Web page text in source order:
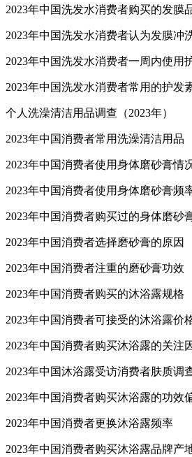
2023年中国洗发水消费者购买的发膜
2023年中国洗发水消费者认为发膜冲
2023年中国洗发水消费者一周内使用
2023年中国洗发水消费者常用的护发
个人洗澡清洁用品调查（2023年）
2023年中国消费者常用洗澡清洁用品
2023年中国消费者使用身体磨砂膏情
2023年中国消费者使用身体磨砂膏频
2023年中国消费者购买过的身体磨砂
2023年中国消费者选择磨砂膏的原因
2023年中国消费者注重的磨砂膏功效
2023年中国消费者购买的沐浴露规格
2023年中国消费者可接受的沐浴露价
2023年中国消费者购买沐浴露的关注
2023年中国沐浴露受访消费者肤质调
2023年中国消费者购买沐浴露的功效
2023年中国消费者更换沐浴露频率
2023年中国消费者购买沐浴露品牌产